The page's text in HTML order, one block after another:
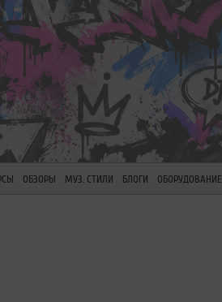
ОБЗОРЫ МУЗ. СТИЛИ БЛОГИ ОБОРУДОВАНИЕ